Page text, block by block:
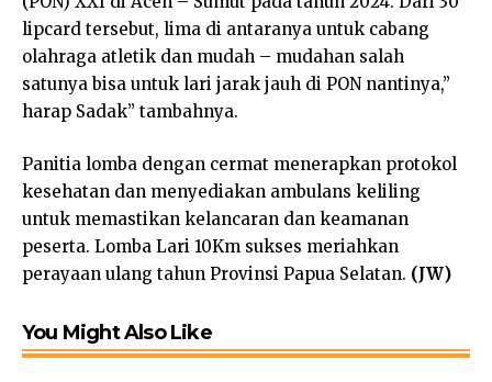
lipcard tersebut, lima di antaranya untuk cabang
olahraga atletik dan mudah – mudahan salah
satunya bisa untuk lari jarak jauh di PON nantinya,”
harap Sadak” tambahnya.
Panitia lomba dengan cermat menerapkan protokol
kesehatan dan menyediakan ambulans keliling
untuk memastikan kelancaran dan keamanan
peserta. Lomba Lari 10Km sukses meriahkan
perayaan ulang tahun Provinsi Papua Selatan. (JW)
You Might Also Like